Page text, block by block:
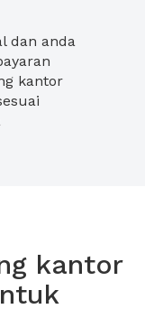
dan anda
kantor
kantor